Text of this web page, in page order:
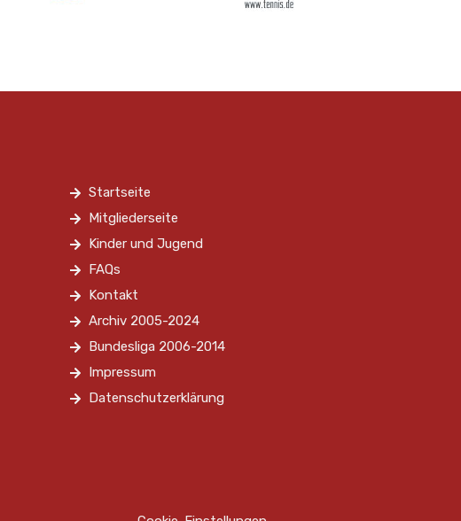
Startseite
Mitgliederseite
Kinder und Jugend
FAQs
Kontakt
Archiv 2005-2024
Bundesliga 2006-2014
Impressum
Datenschutzerklärung